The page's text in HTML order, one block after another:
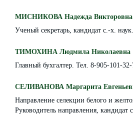
МИСНИКОВА Надежда Викторовна
Ученый секретарь, кандидат с.-х.
ТИМОХИНА Людмила Николаевна
Главный бухгалтер. Тел. 8-905-101-
СЕЛИВАНОВА Маргарита
Направление селекции белого и
Руководитель направления, кандидат